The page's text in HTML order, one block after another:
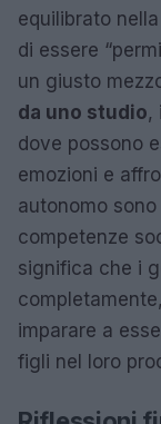
equilibrato
di essere
un giusto
da uno studio,
dove possono
emozioni e
autonomo
competenze
significa che i
imparare a
figli nel loro